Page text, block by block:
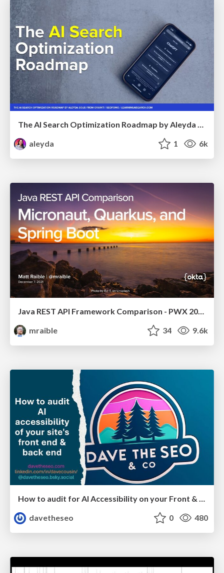
The AI Search Optimization Roadmap by Aleyda Solis
aleyda
1 6k
Java REST API Framework Comparison - PWX 2021
mraible
34 9.6k
davetheseo
0 480